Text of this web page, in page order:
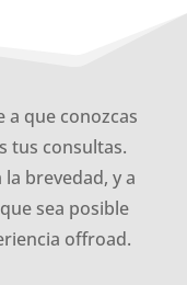
que conozcas
tus consultas.
brevedad, y a
sea posible
offroad.